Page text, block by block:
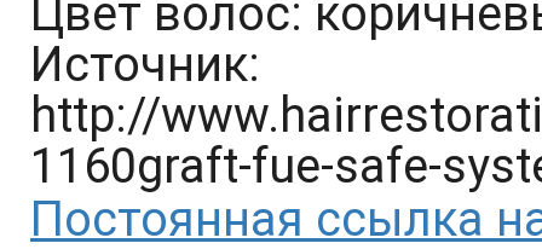
Цвет волос:
Источник:
http://
1160graft-fue-safe-
Постоянная ссылка